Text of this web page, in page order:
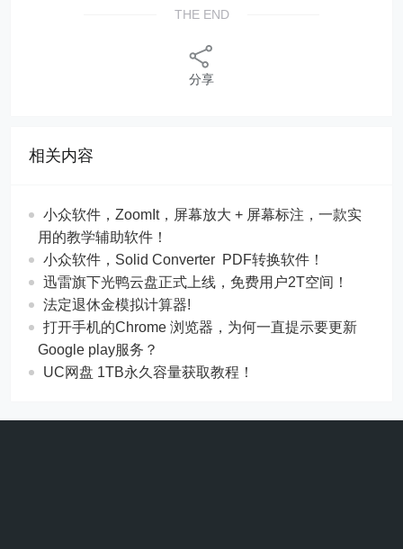
THE END
分享
相关内容
​​小众软件，ZoomIt，屏幕放大 + 屏幕标注，一款实
用的教学辅助软件！
​​小众软件，Solid Converter PDF转换软件！
迅雷旗下光鸭云盘正式上线，免费用户2T空间！
法定退休金模拟计算器!
打开手机的Chrome 浏览器，为何一直提示要更新
Google play服务？
UC网盘 1TB永久容量获取教程！